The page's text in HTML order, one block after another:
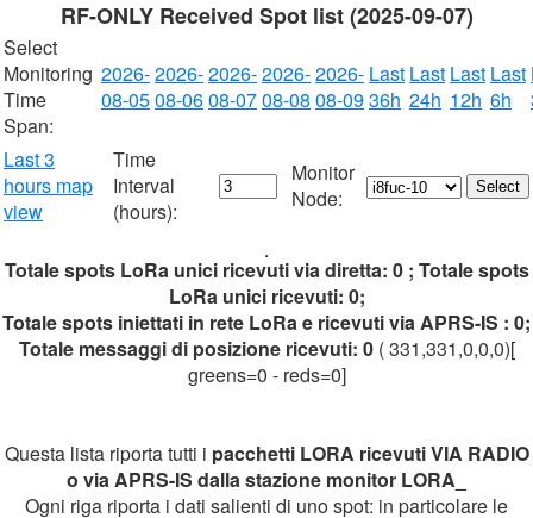
RF-ONLY Received Spot list (2025-09-07)
Select
Monitoring
Time
Span:
2026-
08-05
2026-
08-06
2026-
08-07
2026-
08-08
2026-
08-09
Last
36h
Last
24h
Last
12h
Last
6h
Last 3
hours map
view
Time
Interval
(hours):
Monitor
Node:
Totale spots LoRa unici ricevuti via diretta: 0 ; Totale spots
LoRa unici ricevuti: 0;
Totale spots iniettati in rete LoRa e ricevuti via APRS-IS : 0;
Totale messaggi di posizione ricevuti: 0( 331,331,0,0,0)[
greens=0 - reds=0]
Questa lista riporta tutti i pacchetti LORA ricevuti VIA RADIO
o via APRS-IS dalla stazione monitor LORA_
Ogni riga riporta i dati salienti di uno spot: in particolare le